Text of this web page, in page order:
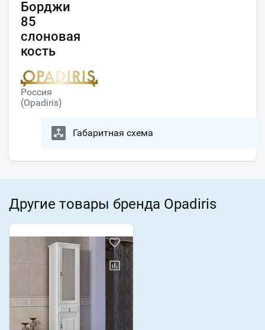
Борджи
85
слоновая
кость
Россия
(Opadiris)
Габаритная схема
Другие товары бренда Opadiris